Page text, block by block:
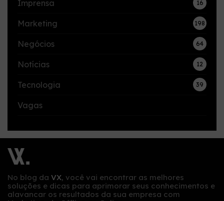
Imprensa 16
Marketing 198
Negócios 64
Notícias 12
Tecnologia 39
Vagas
No blog da VX, você vai encontrar as melhores
soluções e dicas para aprimorar seus conhecimentos e
alavancar os resultados da sua empresa com